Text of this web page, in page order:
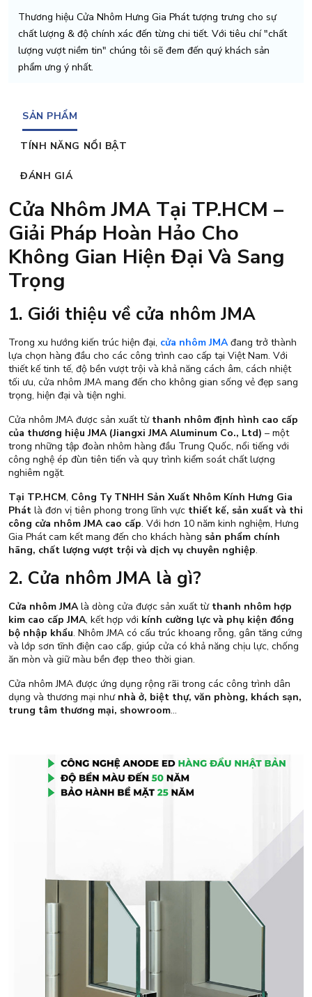
Thương hiệu Cửa Nhôm Hưng Gia Phát tượng trưng cho sự
chất lượng & độ chính xác đến từng chi tiết. Với tiêu chí "chất
lượng vượt niềm tin" chúng tôi sẽ đem đến quý khách sản
phẩm ưng ý nhất.
SẢN PHẨM
TÍNH NĂNG NỔI BẬT
ĐÁNH GIÁ
Cửa Nhôm JMA Tại TP.HCM –
Giải Pháp Hoàn Hảo Cho
Không Gian Hiện Đại Và Sang
Trọng
1. Giới thiệu về cửa nhôm JMA
Trong xu hướng kiến trúc hiện đại, cửa nhôm JMA đang trở thành
lựa chọn hàng đầu cho các công trình cao cấp tại Việt Nam. Với
thiết kế tinh tế, độ bền vượt trội và khả năng cách âm, cách nhiệt
tối ưu, cửa nhôm JMA mang đến cho không gian sống vẻ đẹp sang
trọng, hiện đại và tiện nghi.
Cửa nhôm JMA được sản xuất từ thanh nhôm định hình cao cấp
của thương hiệu JMA (Jiangxi JMA Aluminum Co., Ltd) – một
trong những tập đoàn nhôm hàng đầu Trung Quốc, nổi tiếng với
công nghệ ép đùn tiên tiến và quy trình kiểm soát chất lượng
nghiêm ngặt.
Tại TP.HCM, Công Ty TNHH Sản Xuất Nhôm Kính Hưng Gia
Phát là đơn vị tiên phong trong lĩnh vực thiết kế, sản xuất và thi
công cửa nhôm JMA cao cấp. Với hơn 10 năm kinh nghiệm, Hưng
Gia Phát cam kết mang đến cho khách hàng sản phẩm chính
hãng, chất lượng vượt trội và dịch vụ chuyên nghiệp.
2. Cửa nhôm JMA là gì?
Cửa nhôm JMAlà dòng cửa được sản xuất từ thanh nhôm hợp
kim cao cấp JMA, kết hợp với kính cường lực và phụ kiện đồng
bộ nhập khẩu. Nhôm JMA có cấu trúc khoang rỗng, gân tăng cứng
và lớp sơn tĩnh điện cao cấp, giúp cửa có khả năng chịu lực, chống
ăn mòn và giữ màu bền đẹp theo thời gian.
Cửa nhôm JMA được ứng dụng rộng rãi trong các công trình dân
dụng và thương mại như nhà ở, biệt thự, văn phòng, khách sạn,
trung tâm thương mại, showroom…